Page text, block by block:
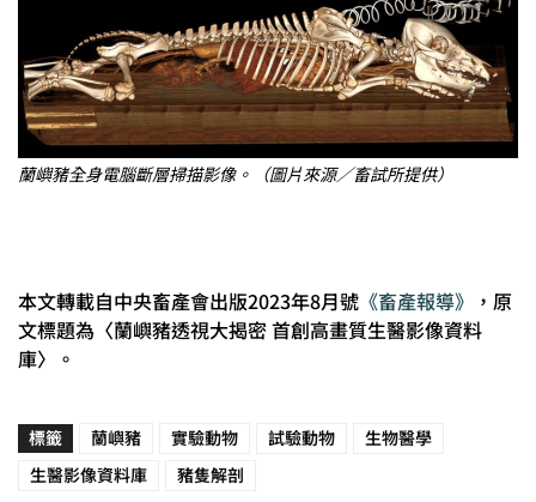
蘭嶼豬全身電腦斷層掃描影像。（圖片來源／畜試所提供）
本文轉載自中央畜產會出版2023年8月號《畜產報導》 ，原
文標題為〈蘭嶼豬透視大揭密 首創高畫質生醫影像資料
庫〉。
標籤 蘭嶼豬 實驗動物 試驗動物 生物醫學
生醫影像資料庫 豬隻解剖